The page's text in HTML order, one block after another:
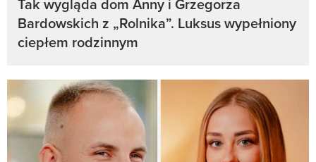
Bardowskich z „Rolnika”. Luksus wypełniony
ciepłem rodzinnym